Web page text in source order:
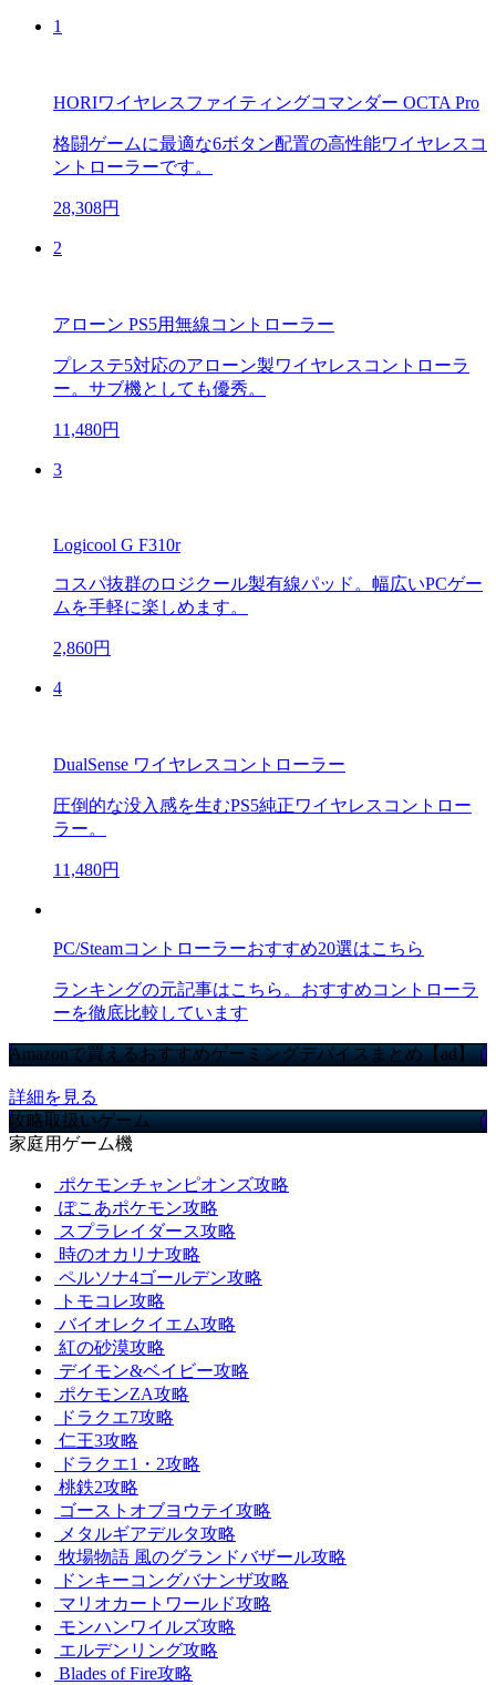
1
HORIワイヤレスファイティングコマンダー OCTA Pro
格闘ゲームに最適な6ボタン配置の高性能ワイヤレスコ
ントローラーです。
28,308円
2
アローン PS5用無線コントローラー
プレステ5対応のアローン製ワイヤレスコントローラ
ー。サブ機としても優秀。
11,480円
3
Logicool G F310r
コスパ抜群のロジクール製有線パッド。幅広いPCゲー
ムを手軽に楽しめます。
2,860円
4
DualSense ワイヤレスコントローラー
圧倒的な没入感を生むPS5純正ワイヤレスコントロー
ラー。
11,480円
PC/Steamコントローラーおすすめ20選はこちら
ランキングの元記事はこちら。おすすめコントローラ
ーを徹底比較しています
Amazonで買えるおすすめゲーミングデバイスまとめ【ad】
詳細を見る
攻略取扱いゲーム
家庭用ゲーム機
ポケモンチャンピオンズ攻略
ぽこあポケモン攻略
スプラレイダース攻略
時のオカリナ攻略
ペルソナ4ゴールデン攻略
トモコレ攻略
バイオレクイエム攻略
紅の砂漠攻略
デイモン&ベイビー攻略
ポケモンZA攻略
ドラクエ7攻略
仁王3攻略
ドラクエ1・2攻略
桃鉄2攻略
ゴーストオブヨウテイ攻略
メタルギアデルタ攻略
牧場物語 風のグランドバザール攻略
ドンキーコングバナンザ攻略
マリオカートワールド攻略
モンハンワイルズ攻略
エルデンリング攻略
Blades of Fire攻略